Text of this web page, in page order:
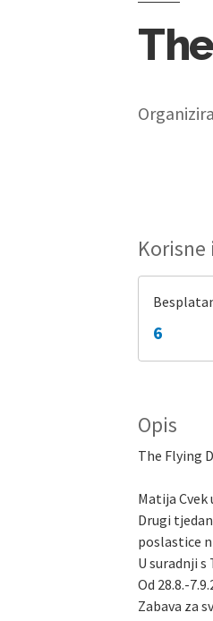
Organizira
6
Opis
The Flying
Matija
Drugi
poslastice
U suradnji
Od 28.8.-
Zabava za